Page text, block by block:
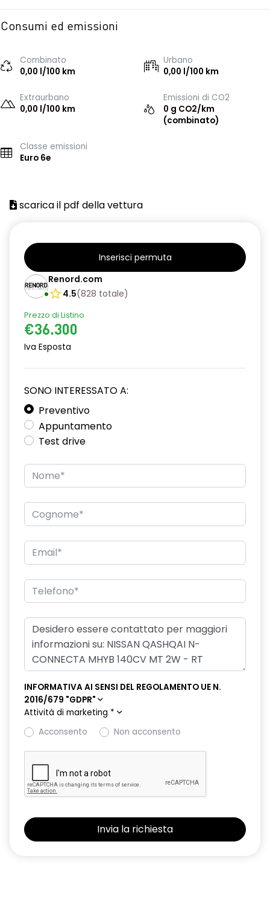
Consumi ed emissioni
Combinato
0,00 l/100 km
Urbano
0,00 l/100 km
Extraurbano
0,00 l/100 km
Emissioni di CO2
0 g CO2/km
(combinato)
Classe emissioni
Euro 6e
scarica il pdf della vettura
Inserisci permuta
Renord.com
4.5(828 totale)
Prezzo di Listino
€36.300
Iva Esposta
SONO INTERESSATO A:
Preventivo
Appuntamento
Test drive
INFORMATIVA AI SENSI DEL REGOLAMENTO UE N.
2016/679 "GDPR"
Attività di marketing *
Acconsento
Non acconsento